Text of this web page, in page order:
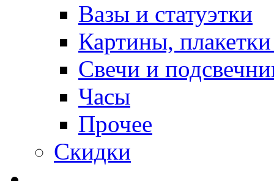
Вазы и статуэтки
Картины,
Свечи и
Часы
Прочее
Скидки